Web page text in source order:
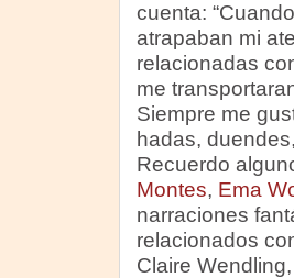
cuenta:
atrapaban mi
relacionadas
me
Siempre me
hadas,
Recuerdo
Montes, Ema
narraciones
relacionados
Claire